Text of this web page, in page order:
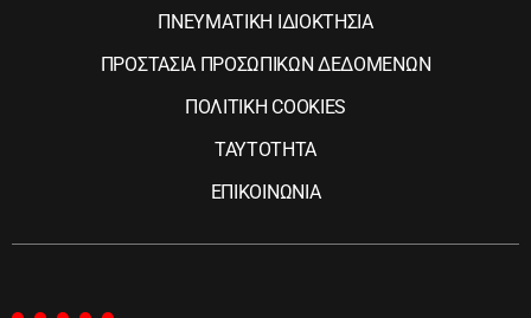
ΠΝΕΥΜΑΤΙΚΗ ΙΔΙΟΚΤΗΣΙΑ
ΠΡΟΣΤΑΣΙΑ ΠΡΟΣΩΠΙΚΩΝ ΔΕΔΟΜΕΝΩΝ
ΠΟΛΙΤΙΚΗ COOKIES
ΤΑΥΤΟΤΗΤΑ
ΕΠΙΚΟΙΝΩΝΙΑ